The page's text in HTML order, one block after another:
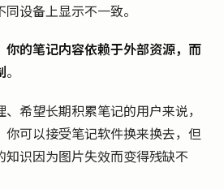
设备上显示不一致。
你的笔记内容依赖于外部资源，而
。
希望长期积累笔记的用户来说，
可以接受笔记软件换来换去，但
识因为图片失效而变得残缺不